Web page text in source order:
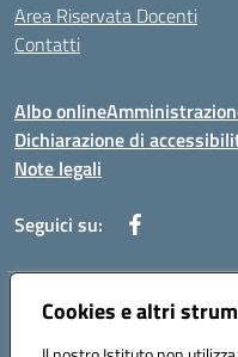
Cookies e altri
Area Riservata Docenti
Contatti
Albo online
Dichiarazione di
Note legali
Seguici su:
Indirizzo:Via Rimembranza,33